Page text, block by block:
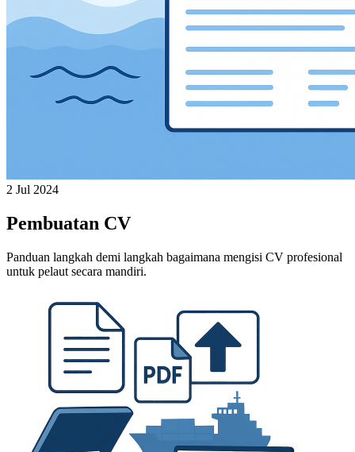
2 Jul 2024
Pembuatan CV
Panduan langkah demi langkah bagaimana mengisi CV profesional
untuk pelaut secara mandiri.